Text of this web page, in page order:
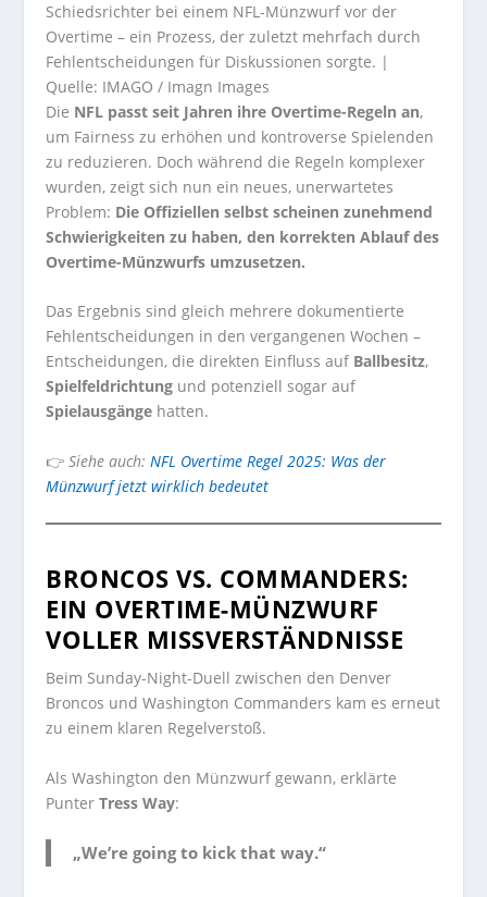
Schiedsrichter bei einem NFL-Münzwurf vor der
Overtime – ein Prozess, der zuletzt mehrfach durch
Fehlentscheidungen für Diskussionen sorgte. |
Quelle: IMAGO / Imagn Images
Die NFL passt seit Jahren ihre Overtime-Regeln an,
um Fairness zu erhöhen und kontroverse Spielenden
zu reduzieren. Doch während die Regeln komplexer
wurden, zeigt sich nun ein neues, unerwartetes
Problem: Die Offiziellen selbst scheinen zunehmend
Schwierigkeiten zu haben, den korrekten Ablauf des
Overtime-Münzwurfs umzusetzen.
Das Ergebnis sind gleich mehrere dokumentierte
Fehlentscheidungen in den vergangenen Wochen –
Entscheidungen, die direkten Einfluss auf Ballbesitz,
Spielfeldrichtung und potenziell sogar auf
Spielausgänge hatten.
👉Siehe auch:NFL Overtime Regel 2025: Was der
Münzwurf jetzt wirklich bedeutet
BRONCOS VS. COMMANDERS:
EIN OVERTIME-MÜNZWURF
VOLLER MISSVERSTÄNDNISSE
Beim Sunday-Night-Duell zwischen den Denver
Broncos und Washington Commanders kam es erneut
zu einem klaren Regelverstoß.
Als Washington den Münzwurf gewann, erklärte
PunterTress Way:
„We’re going to kick that way.“